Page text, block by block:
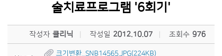
술치료프로그램 '6회기'
작성자 클리닉 작성일 2012.10.07 조회수 976
크기변환_SNB14565.JPG(224KB)